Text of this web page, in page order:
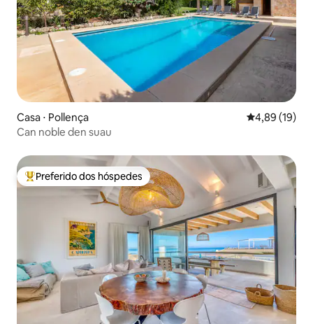
Casa ⋅ Pollença 4,89 de uma
4,89 (19)
Can noble den suau
Entre os melhores preferidos dos hóspedes
Preferido dos hóspedes